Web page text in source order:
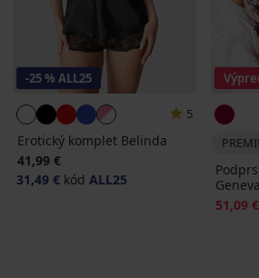
-25 % ALL25
5
Erotický komplet Belinda
41,99 €
31,49 € kód ALL25
Zľava
51,09 €